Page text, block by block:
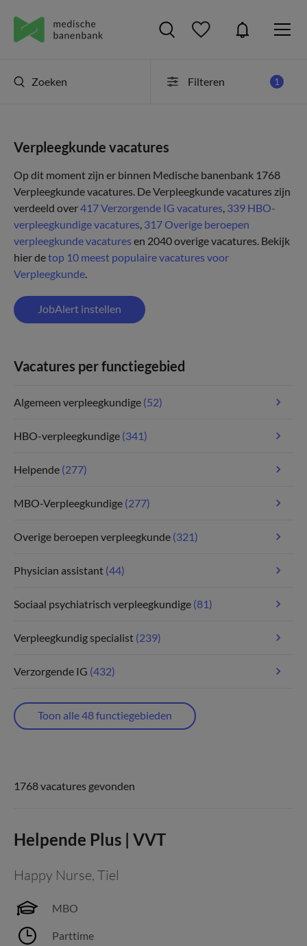
Zoeken Filteren 1
Verpleegkunde vacatures
Op dit moment zijn er binnen Medische banenbank 1768
Verpleegkunde vacatures. De Verpleegkunde vacatures zijn
verdeeld over417 Verzorgende IG vacatures, 339 HBO-
verpleegkundige vacatures, 317 Overige beroepen
verpleegkunde vacatures en 2040 overige vacatures. Bekijk
hier detop 10 meest populaire vacatures voor
Verpleegkunde.
JobAlert instellen
Vacatures per functiegebied
Algemeen verpleegkundige (52)
HBO-verpleegkundige (341)
Helpende (277)
MBO-Verpleegkundige (277)
Overige beroepen verpleegkunde (321)
Physician assistant (44)
Sociaal psychiatrisch verpleegkundige (81)
Verpleegkundig specialist (239)
Verzorgende IG (432)
Toon alle 48 functiegebieden
1768 vacatures gevonden
Helpende Plus | VVT
Happy Nurse, Tiel
MBO
Parttime